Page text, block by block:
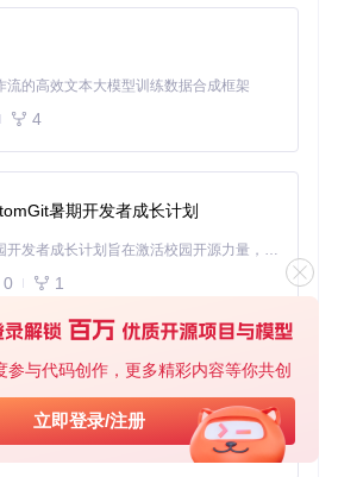
参与代码创作，更多精彩内容等你共创
立即登录/注册
= file_path.replace(
'avatar/'
处理工作缩短至2小时，且通过索引文
应用
制作明日方舟主题桌面壁纸。她选择ski
立绘（char_1012_skadi2_iteration#2b.
配合map目录的场景素材（map_stage
，最终作品分辨率达3840×2160像
清皮肤立绘alt文本：明日方舟开源素
肤立绘，透明背景适合二次创作使用
处理透明背景素材时，建议保留原
到alpha"功能优化边缘过渡效果。
流的高效文本大模型训练数据合成框架
4
暑期开发者成长计划
「源启盛夏」暑期校园开发者成长计划旨在激活校园开源力量，通过积分激励、认证扶持、资源倾斜等形式，引导高校组织和开发者完成「入驻 — 建项目 — 做贡献 — 获认证 — 得资源」的完整闭环。无论你是想带领社团入驻平台的组织者，还是希望用代码贡献证明自己的开发者，都能在这里找到属于你的成长路径。
0 1
基于Python的Xiaozhi AI，适用于想要完整Xiaozhi体验而无需拥有专用硬件的用户。
1